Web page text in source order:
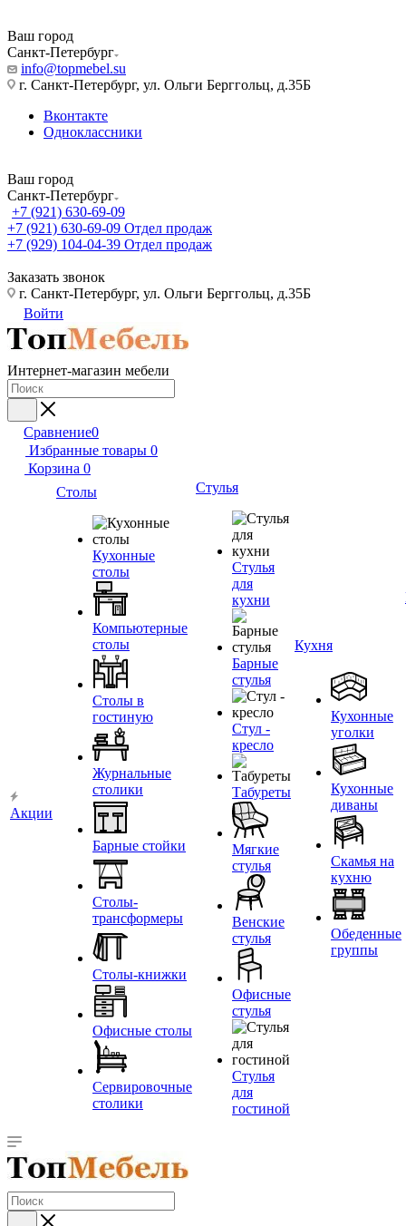
Ваш город
Санкт-Петербург
info@topmebel.su
г. Санкт-Петербург, ул. Ольги Берггольц, д.35Б
Вконтакте
Одноклассники
Ваш город
Санкт-Петербург
+7 (921) 630-69-09
+7 (921) 630-69-09 Отдел продаж
+7 (929) 104-04-39 Отдел продаж
Заказать звонок
г. Санкт-Петербург, ул. Ольги Берггольц, д.35Б
Войти
Интернет-магазин мебели
Сравнение0
Избранные товары 0
Корзина 0
Акции
Столы
Кухонные
столы
Компьютерные
столы
Столы в
гостиную
Журнальные
столики
Барные стойки
Столы-
трансформеры
Столы-книжки
Офисные столы
Сервировочные
столики
Стулья
Стулья
для
кухни
Барные
стулья
Стул -
кресло
Табуреты
Мягкие
стулья
Венские
стулья
Офисные
стулья
Стулья
для
гостиной
Кухня
Кухонные
уголки
Кухонные
диваны
Скамья на
кухню
Обеденные
группы